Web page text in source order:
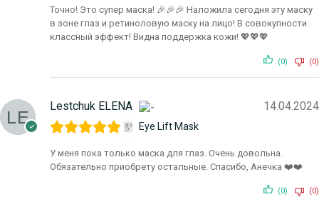
Точно! Это супер маска! 🎉🎉🎉 Наложила сегодня эту маску
в зоне глаз и ретиноловую маску на лицо! В совокупности
классный эффект! Видна поддержка кожи! 💖💖💖
(0) (0)
Lestchuk ELENA 14.04.2024
Eye Lift Mask
У меня пока только маска для глаз. Очень довольна.
Обязательно приобрету остальные. Спасибо, Анечка ❤️❤️
(0) (0)